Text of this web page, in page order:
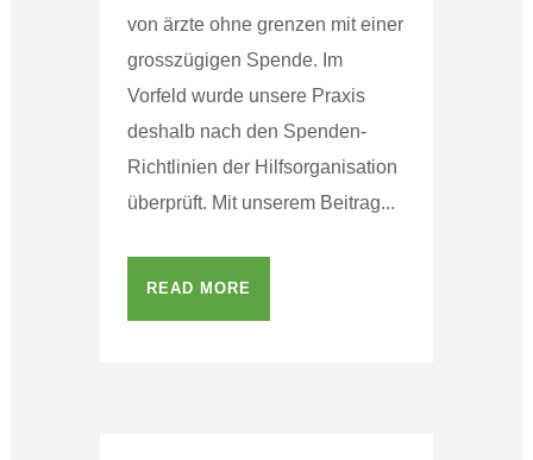
von ärzte ohne grenzen mit einer
grosszügigen Spende. Im
Vorfeld wurde unsere Praxis
deshalb nach den Spenden-
Richtlinien der Hilfsorganisation
überprüft. Mit unserem Beitrag...
READ MORE